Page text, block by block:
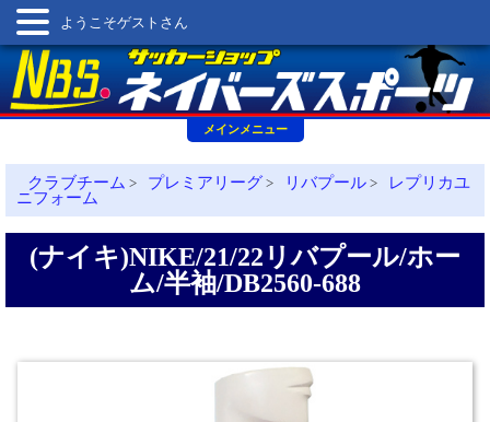
メインメニュー
ようこそゲストさん
クラブチーム > プレミアリーグ > リバプール >
レプリカユ
ニフォーム
(ナイキ)NIKE/21/22リバプール/ホー
ム/半袖/DB2560-688